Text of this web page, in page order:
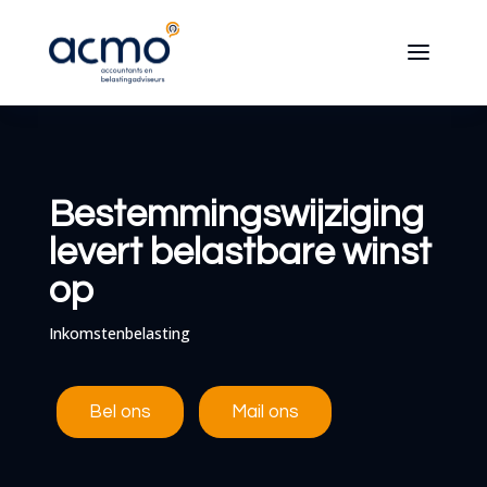
Bestemmingswijziging
levert belastbare winst
op
Inkomstenbelasting
Bel ons Mail ons